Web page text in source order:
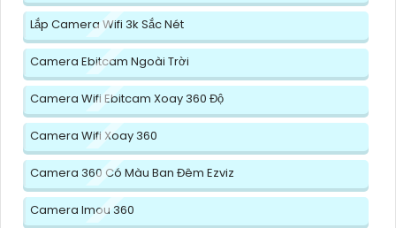
Lắp Camera Wifi 3k Sắc Nét
Camera Ebitcam Ngoài Trời
Camera Wifi Ebitcam Xoay 360 Độ
Camera Wifi Xoay 360
Camera 360 Có Màu Ban Đêm Ezviz
Camera Imou 360